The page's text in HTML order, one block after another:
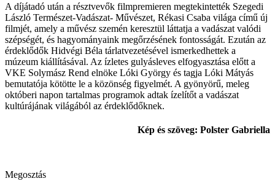
A díjátadó után a résztvevők filmpremieren megtekintették Szegedi
László Természet-Vadászat- Művészet, Rékasi Csaba világa című új
filmjét, amely a művész szemén keresztül láttatja a vadászat valódi
szépségét, és hagyományaink megőrzésének fontosságát. Ezután az
érdeklődők Hidvégi Béla tárlatvezetésével ismerkedhettek a
múzeum kiállításával. Az ízletes gulyásleves elfogyasztása előtt a
VKE Solymász Rend elnöke Lóki György és tagja Lóki Mátyás
bemutatója kötötte le a közönség figyelmét. A gyönyörű, meleg
októberi napon tartalmas programok adtak ízelítőt a vadászat
kultúrájának világából az érdeklődőknek.
Kép és szöveg: Polster Gabriella
Megosztás